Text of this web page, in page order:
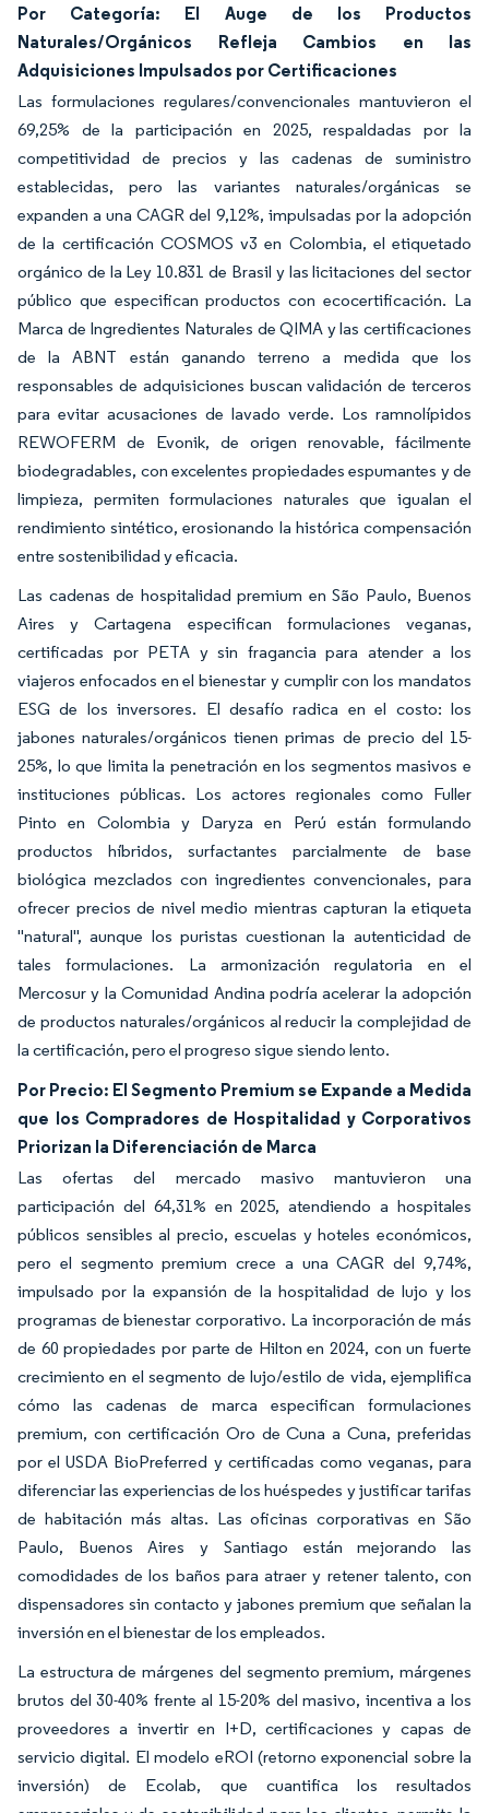
Por Categoría: El Auge de los Productos
Naturales/Orgánicos Refleja Cambios en las
Adquisiciones Impulsados por Certificaciones
Las formulaciones regulares/convencionales mantuvieron el
69,25% de la participación en 2025, respaldadas por la
competitividad de precios y las cadenas de suministro
establecidas, pero las variantes naturales/orgánicas se
expanden a una CAGR del 9,12%, impulsadas por la adopción
de la certificación COSMOS v3 en Colombia, el etiquetado
orgánico de la Ley 10.831 de Brasil y las licitaciones del sector
público que especifican productos con ecocertificación. La
Marca de Ingredientes Naturales de QIMA y las certificaciones
de la ABNT están ganando terreno a medida que los
responsables de adquisiciones buscan validación de terceros
para evitar acusaciones de lavado verde. Los ramnolípidos
REWOFERM de Evonik, de origen renovable, fácilmente
biodegradables, con excelentes propiedades espumantes y de
limpieza, permiten formulaciones naturales que igualan el
rendimiento sintético, erosionando la histórica compensación
entre sostenibilidad y eficacia.
Las cadenas de hospitalidad premium en São Paulo, Buenos
Aires y Cartagena especifican formulaciones veganas,
certificadas por PETA y sin fragancia para atender a los
viajeros enfocados en el bienestar y cumplir con los mandatos
ESG de los inversores. El desafío radica en el costo: los
jabones naturales/orgánicos tienen primas de precio del 15-
25%, lo que limita la penetración en los segmentos masivos e
instituciones públicas. Los actores regionales como Fuller
Pinto en Colombia y Daryza en Perú están formulando
productos híbridos, surfactantes parcialmente de base
biológica mezclados con ingredientes convencionales, para
ofrecer precios de nivel medio mientras capturan la etiqueta
"natural", aunque los puristas cuestionan la autenticidad de
tales formulaciones. La armonización regulatoria en el
Mercosur y la Comunidad Andina podría acelerar la adopción
de productos naturales/orgánicos al reducir la complejidad de
la certificación, pero el progreso sigue siendo lento.
Por Precio: El Segmento Premium se Expande a Medida
que los Compradores de Hospitalidad y Corporativos
Priorizan la Diferenciación de Marca
Las ofertas del mercado masivo mantuvieron una
participación del 64,31% en 2025, atendiendo a hospitales
públicos sensibles al precio, escuelas y hoteles económicos,
pero el segmento premium crece a una CAGR del 9,74%,
impulsado por la expansión de la hospitalidad de lujo y los
programas de bienestar corporativo. La incorporación de más
de 60 propiedades por parte de Hilton en 2024, con un fuerte
crecimiento en el segmento de lujo/estilo de vida, ejemplifica
cómo las cadenas de marca especifican formulaciones
premium, con certificación Oro de Cuna a Cuna, preferidas
por el USDA BioPreferred y certificadas como veganas, para
diferenciar las experiencias de los huéspedes y justificar tarifas
de habitación más altas. Las oficinas corporativas en São
Paulo, Buenos Aires y Santiago están mejorando las
comodidades de los baños para atraer y retener talento, con
dispensadores sin contacto y jabones premium que señalan la
inversión en el bienestar de los empleados.
La estructura de márgenes del segmento premium, márgenes
brutos del 30-40% frente al 15-20% del masivo, incentiva a los
proveedores a invertir en I+D, certificaciones y capas de
servicio digital. El modelo eROI (retorno exponencial sobre la
inversión) de Ecolab, que cuantifica los resultados